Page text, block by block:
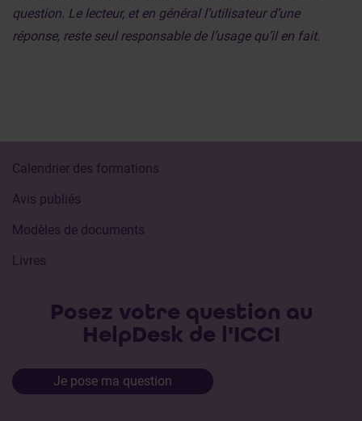
question. Le lecteur, et en général l’utilisateur d’une
réponse, reste seul responsable de l’usage qu’il en fait.
Calendrier des formations
Avis publiés
Modèles de documents
Livres
Posez votre question au
HelpDesk de l'ICCI
Je pose ma question